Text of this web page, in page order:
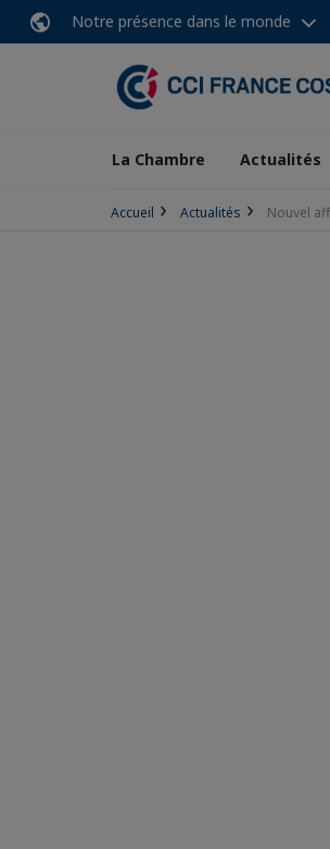
Notre présence dans le monde
La Chambre Actualités
Accueil Actualités Nouvel